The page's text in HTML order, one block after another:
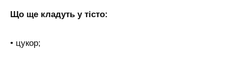
Що ще кладуть у тісто:
• цукор;